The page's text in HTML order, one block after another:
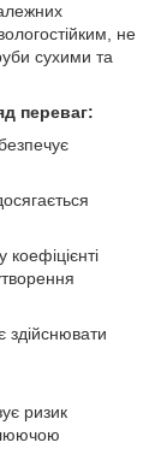
не
сухими та
переваг:
здійснювати
ризик